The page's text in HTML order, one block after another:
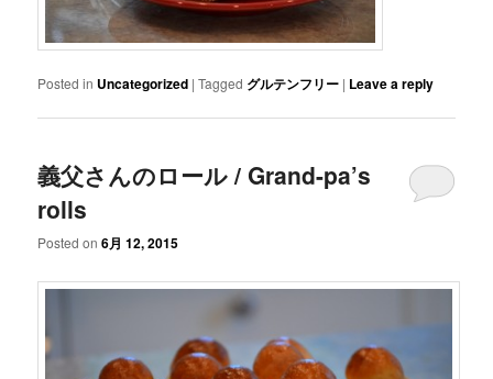
Posted in Uncategorized |Tagged グルテンフリー | Leave a reply
義父さんのロール / Grand-pa’s
rolls
Posted on6月 12, 2015